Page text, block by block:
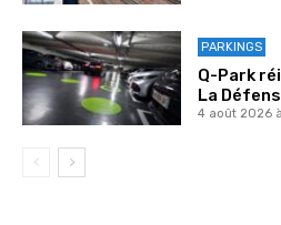
PARKINGS
Q-Park
La
4 août 2026